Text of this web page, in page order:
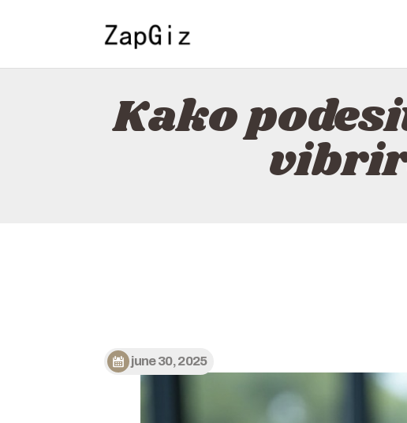
Kako
june 30, 2025